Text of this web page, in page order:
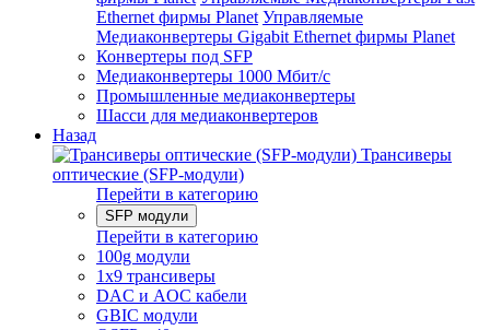
Ethernet фирмы Planet Управляемые
Медиаконвертеры Gigabit Ethernet фирмы Planet
Конвертеры под SFP
Медиаконвертеры 1000 Мбит/с
Промышленные медиаконвертеры
Шасси для медиаконвертеров
Назад
Трансиверы
оптические (SFP-модули)
Перейти в категорию
SFP модули
Перейти в категорию
100g модули
1x9 трансиверы
DAC и AOC кабели
GBIC модули